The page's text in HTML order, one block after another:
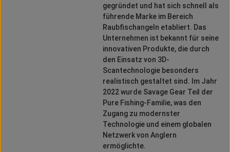
gegründet und hat sich schnell als
führende Marke im Bereich
Raubfischangeln etabliert. Das
Unternehmen ist bekannt für seine
innovativen Produkte, die durch
den Einsatz von 3D-
Scantechnologie besonders
realistisch gestaltet sind.
Im Jahr
2022 wurde Savage Gear Teil der
Pure Fishing-Familie, was den
Zugang zu modernster
Technologie und einem globalen
Netzwerk von Anglern
ermöglichte.